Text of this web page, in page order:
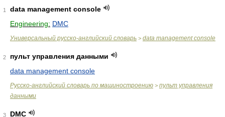
1
data management console
Engineering: DMC
Универсальный русско-английский словарь > data management console
2
пульт управления данными
data management console
Русско-английский словарь по машиностроению > пульт управления
данными
3
DMC